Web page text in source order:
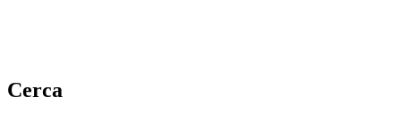
Cerca